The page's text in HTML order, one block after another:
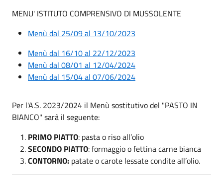
MENU' ISTITUTO COMPRENSIVO DI MUSSOLENTE
Menù dal 25/09 al 13/10/2023
Menù dal 16/10 al 22/12/2023
Menù dal 08/01 al 12/04/2024
Menù dal 15/04 al 07/06/2024
Per l'A.S. 2023/2024 il Menù sostitutivo del "PASTO IN
BIANCO" sarà il seguente:
PRIMO PIATTO: pasta o riso all’olio
SECONDO PIATTO: formaggio o fettina carne bianca
CONTORNO: patate o carote lessate condite all’olio.